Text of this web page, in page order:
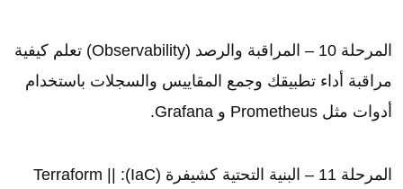
المرحلة 10 – المراقبة والرصد (Observability) تعلم كيفية
مراقبة أداء تطبيقك وجمع المقاييس والسجلات باستخدام
أدوات مثل Prometheus و Grafana.
المرحلة 11 – البنية التحتية كشيفرة (IaC): Terraform ||